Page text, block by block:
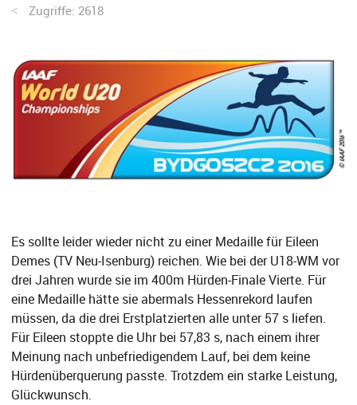
Zugriffe: 2618
Es sollte leider wieder nicht zu einer Medaille für Eileen
Demes (TV Neu-Isenburg) reichen. Wie bei der U18-WM vor
drei Jahren wurde sie im 400m Hürden-Finale Vierte. Für
eine Medaille hätte sie abermals Hessenrekord laufen
müssen, da die drei Erstplatzierten alle unter 57 s liefen.
Für Eileen stoppte die Uhr bei 57,83 s, nach einem ihrer
Meinung nach unbefriedigendem Lauf, bei dem keine
Hürdenüberquerung passte. Trotzdem ein starke Leistung,
Glückwunsch.